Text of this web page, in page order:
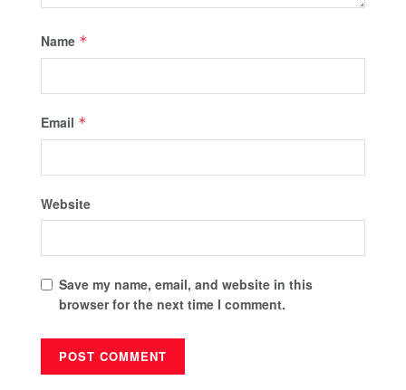
Name *
Email *
Website
Save my name, email, and website in this
browser for the next time I comment.